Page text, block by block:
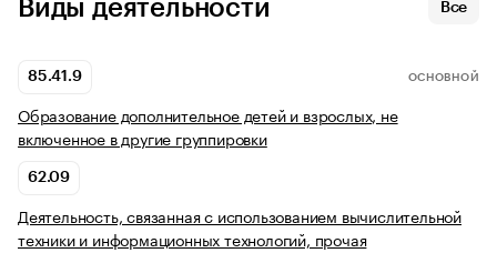
Виды деятельности Все
85.41.9 ОСНОВНОЙ
Образование дополнительное детей и взрослых, не
включенное в другие группировки
62.09
Деятельность, связанная с использованием вычислительной
техники и информационных технологий, прочая